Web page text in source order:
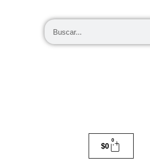
$0
0